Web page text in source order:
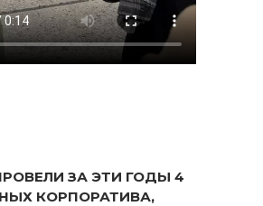
ЗА ЭТИ ГОДЫ 4
КОРПОРАТИВА,